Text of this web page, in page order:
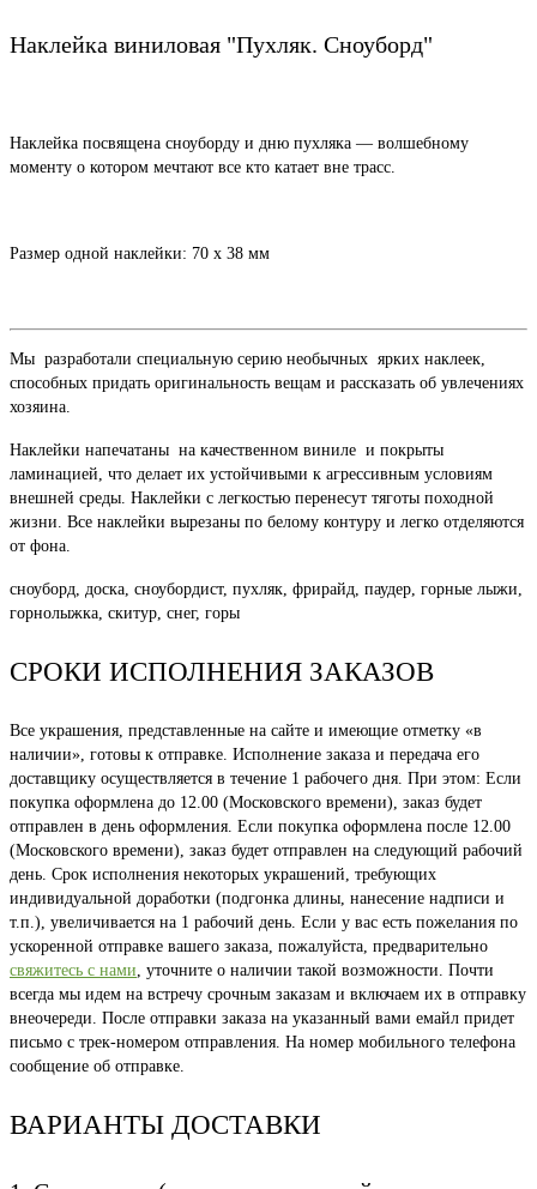
Наклейка виниловая "Пухляк. Сноуборд"
Наклейка посвящена сноуборду и дню пухляка — волшебному
моменту о котором мечтают все кто катает вне трасс.
Размер одной наклейки: 70 х 38 мм
Мы разработали специальную серию необычных ярких наклеек,
способных придать оригинальность вещам и рассказать об увлечениях
хозяина.
Наклейки напечатаны на качественном виниле и покрыты
ламинацией, что делает их устойчивыми к агрессивным условиям
внешней среды. Наклейки с легкостью перенесут тяготы походной
жизни. Все наклейки вырезаны по белому контуру и легко отделяются
от фона.
сноуборд, доска, сноубордист, пухляк, фрирайд, паудер, горные лыжи,
горнолыжка, скитур, снег, горы
СРОКИ ИСПОЛНЕНИЯ ЗАКАЗОВ
Все украшения, представленные на сайте и имеющие отметку «в
наличии», готовы к отправке. Исполнение заказа и передача его
доставщику осуществляется в течение 1 рабочего дня. При этом: Если
покупка оформлена до 12.00 (Московского времени), заказ будет
отправлен в день оформления. Если покупка оформлена после 12.00
(Московского времени), заказ будет отправлен на следующий рабочий
день. Срок исполнения некоторых украшений, требующих
индивидуальной доработки (подгонка длины, нанесение надписи и
т.п.), увеличивается на 1 рабочий день. Если у вас есть пожелания по
ускоренной отправке вашего заказа, пожалуйста, предварительно
свяжитесь с нами, уточните о наличии такой возможности. Почти
всегда мы идем на встречу срочным заказам и включаем их в отправку
внеочереди. После отправки заказа на указанный вами емайл придет
письмо с трек-номером отправления. На номер мобильного телефона
сообщение об отправке.
ВАРИАНТЫ ДОСТАВКИ